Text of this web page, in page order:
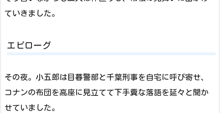
ていきました。
エピローグ
その夜。小五郎は目暮警部と千葉刑事を自宅に呼び寄せ、
コナンの布団を高座に見立てて下手糞な落語を延々と聞か
せていました。